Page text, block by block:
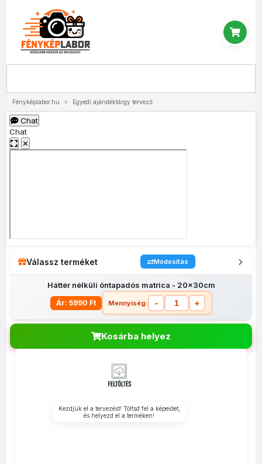
Fényképlabor.hu » Egyedi ajándéktárgy tervező
Chat
Chat
✕
Válassz terméket Módosítás
Háttér nélküli öntapadós matrica - 20x30cm
Ár: 5990 Ft Mennyiség: - +
Matrica
5x7cm
Kosárba helyez
Kezdjük el a tervezést! Töltsd fel a képeidet,
és helyezd el a terméken!